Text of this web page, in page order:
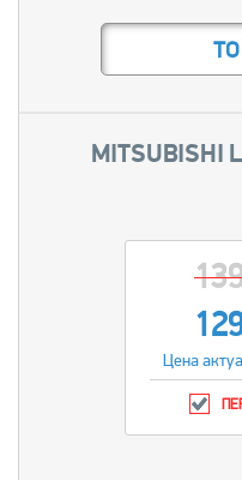
MITSUBISHI
Цена